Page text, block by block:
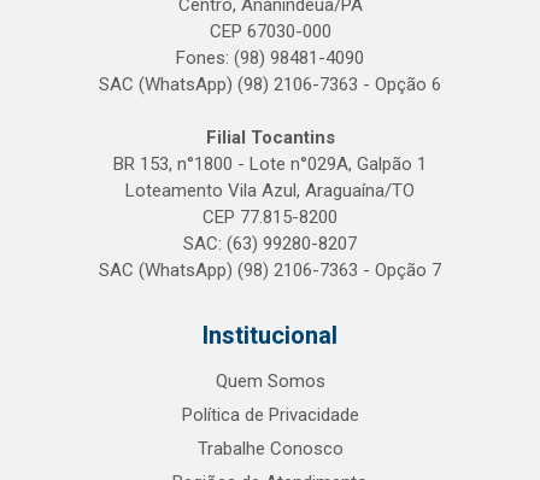
Centro, Ananindeua/PA
CEP 67030-000
Fones: (98) 98481-4090
SAC (WhatsApp) (98) 2106-7363 - Opção 6
Filial Tocantins
BR 153, n°1800 - Lote n°029A, Galpão 1
Loteamento Vila Azul, Araguaína/TO
CEP 77.815-8200
SAC: (63) 99280-8207
SAC (WhatsApp) (98) 2106-7363 - Opção 7
Institucional
Quem Somos
Política de Privacidade
Trabalhe Conosco